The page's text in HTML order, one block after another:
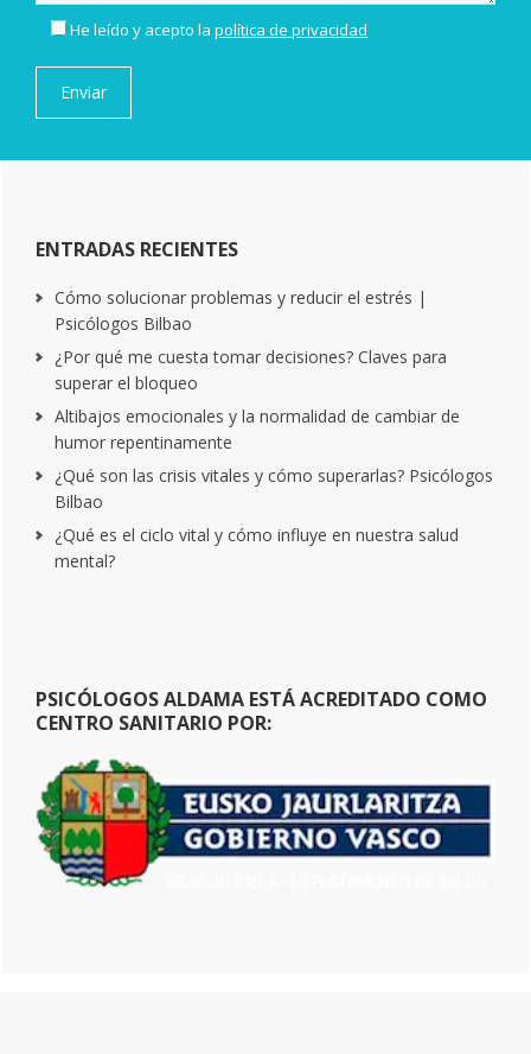
He leído y acepto lapolítica de privacidad
ENTRADAS RECIENTES
Cómo solucionar problemas y reducir el estrés |
Psicólogos Bilbao
¿Por qué me cuesta tomar decisiones? Claves para
superar el bloqueo
Altibajos emocionales y la normalidad de cambiar de
humor repentinamente
¿Qué son las crisis vitales y cómo superarlas? Psicólogos
Bilbao
¿Qué es el ciclo vital y cómo influye en nuestra salud
mental?
PSICÓLOGOS ALDAMA ESTÁ ACREDITADO COMO
CENTRO SANITARIO POR: